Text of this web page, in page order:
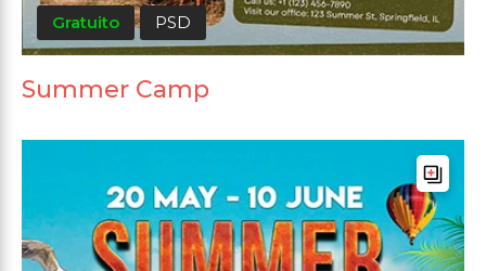
Gratuito PSD
Summer Camp